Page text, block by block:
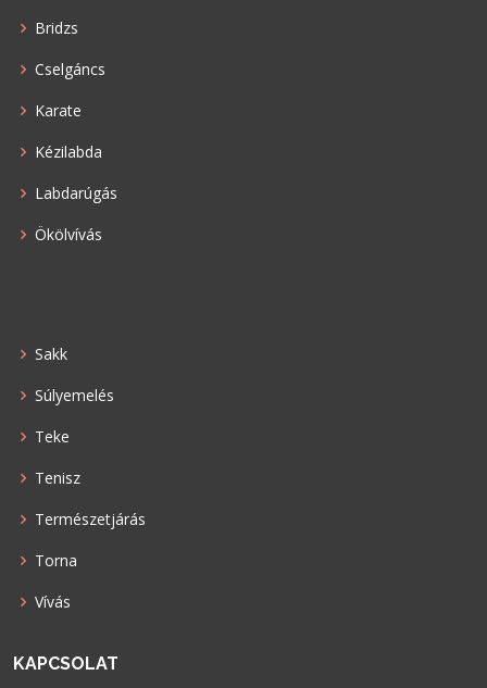
Bridzs
Cselgáncs
Karate
Kézilabda
Labdarúgás
Ökölvívás
Sakk
Súlyemelés
Teke
Tenisz
Természetjárás
Torna
Vívás
KAPCSOLAT